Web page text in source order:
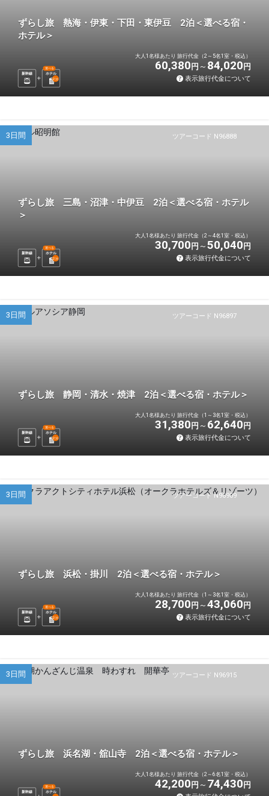
ずらし旅 熱海・伊東・下田・東伊豆 2泊＜選べる宿・
ホテル＞
新幹線 ホテル
選べる
2泊
大人1名様あたり 旅行代金（2～5名1室・税込）
60,380 円 84,020 円
表示旅行代金について
ツアーコード N96888
3日間
ずらし旅 三島・沼津・中伊豆 2泊＜選べる宿・ホテル
＞
新幹線 ホテル
選べる
2泊
大人1名様あたり 旅行代金（2～4名1室・税込）
30,700 円 50,040 円
表示旅行代金について
ツアーコード N96897
3日間
ずらし旅 静岡・清水・焼津 2泊＜選べる宿・ホテル＞
新幹線 ホテル
選べる
2泊
大人1名様あたり 旅行代金（1～3名1室・税込）
31,380 円 62,640 円
表示旅行代金について
ツアーコード N96909
3日間
ずらし旅 浜松・掛川 2泊＜選べる宿・ホテル＞
新幹線 ホテル
選べる
2泊
大人1名様あたり 旅行代金（1～3名1室・税込）
28,700 円 43,060 円
表示旅行代金について
ツアーコード N96915
3日間
ずらし旅 浜名湖・舘山寺 2泊＜選べる宿・ホテル＞
新幹線 ホテル
選べる
大人1名様あたり 旅行代金（2～6名1室・税込）
42,200 円 74,430 円